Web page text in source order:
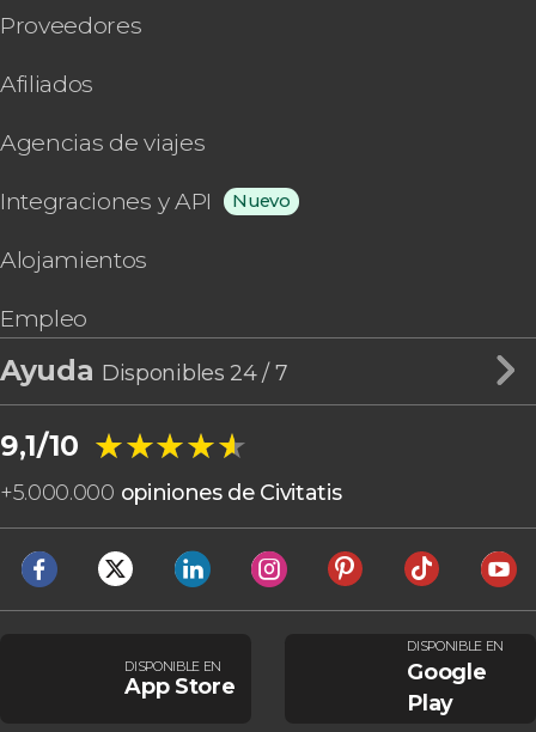
Proveedores
Afiliados
Agencias de viajes
Integraciones y API Nuevo
Alojamientos
Empleo
Ayuda Disponibles 24 / 7
9,1/10 ★★★★★
★★★★★
+5.000.000 opiniones de Civitatis
DISPONIBLE EN
App Store
DISPONIBLE EN
Google
Play